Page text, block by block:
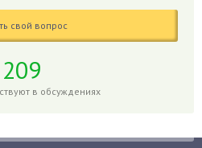
свой вопрос
209
в обсуждениях